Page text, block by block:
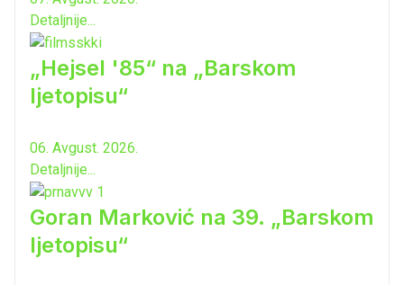
Detaljnije...
„Hejsel '85“ na „Barskom
ljetopisu“
06. Avgust. 2026.
Detaljnije...
Goran Marković na 39. „Barskom
ljetopisu“